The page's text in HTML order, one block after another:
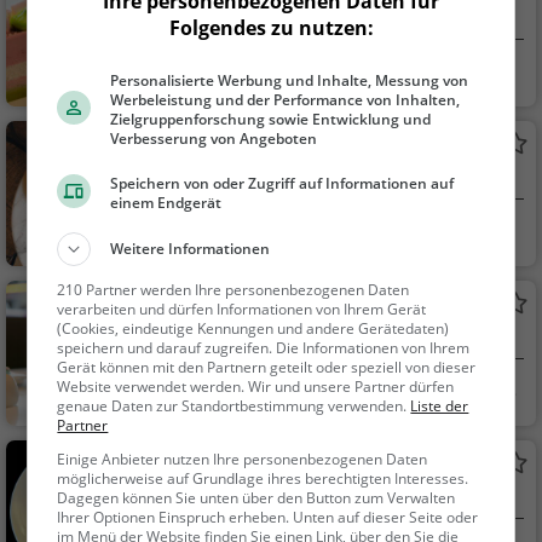
Restaurant in Nonnweiler
Nonnweiler
Restaurant, Café,
Abendessen, Mittage
ssen, Kaffee / Kuche
/ Teigwaren
Kiosk am See
Bistro in Nonnweiler
nke, Kaffee / Kuchen,
Gebäck / Teigwaren
Gomm's Mühle
Restaurant in Nonnweiler
Nonnweiler
Restaurant, Aben
dessen, Mittagessen
Da Re
Eiscafé / Eisdiele in Nohfelden
Folgendes zu nutzen:
Personalisierte Werbung und Inhalte, Messung von
Werbeleistung und der Performance von Inhalten,
Zielgruppenforschung sowie Entwicklung und
Verbesserung von Angeboten
Speichern von oder Zugriff auf Informationen auf
einem Endgerät
Weitere Informationen
210 Partner werden Ihre personenbezogenen Daten
verarbeiten und dürfen Informationen von Ihrem Gerät
(Cookies, eindeutige Kennungen und andere Gerätedaten)
speichern und darauf zugreifen. Die Informationen von Ihrem
Gerät können mit den Partnern geteilt oder speziell von dieser
Website verwendet werden. Wir und unsere Partner dürfen
genaue Daten zur Standortbestimmung verwenden. Liste der
Partner
Einige Anbieter nutzen Ihre personenbezogenen Daten
möglicherweise auf Grundlage ihres berechtigten Interesses.
Dagegen können Sie unten über den Button zum Verwalten
Ihrer Optionen Einspruch erheben. Unten auf dieser Seite oder
im Menü der Website finden Sie einen Link, über den Sie die